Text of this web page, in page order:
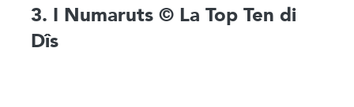
3. I Numaruts © La Top Ten di
Dîs